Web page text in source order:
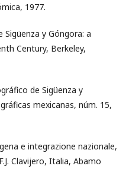
1977.
Sigüenza y Góngora: a
Century, Berkeley,
de Sigüenza y
mexicanas, núm. 15,
e integrazione nazionale,
Clavijero, Italia, Abamo